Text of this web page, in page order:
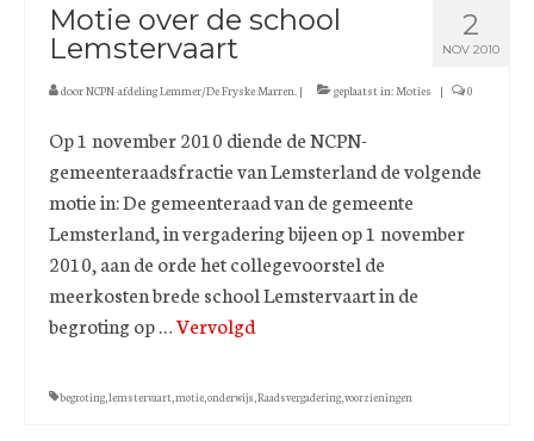
2
NOV 2010
Motie over de school
Lemstervaart
doorNCPN-afdeling Lemmer/De Fryske Marren. | geplaatst in:Moties | 0
Op 1 november 2010 diende de NCPN-
gemeenteraadsfractie van Lemsterland de volgende
motie in: De gemeenteraad van de gemeente
Lemsterland, in vergadering bijeen op 1 november
2010, aan de orde het collegevoorstel de
meerkosten brede school Lemstervaart in de
begroting op …Vervolgd
begroting lemstervaart motie onderwijs Raadsvergadering voorzieningen